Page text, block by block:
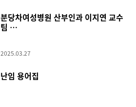
분당차여성병원 산부인과 이지연 교수
팀
2025.03.27
난임 용어집